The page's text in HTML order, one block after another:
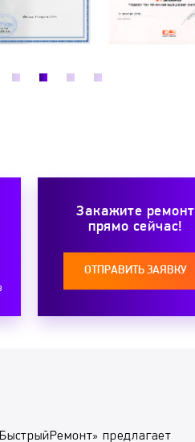
Закажите ремонт
прямо сейчас!
ОТПРАВИТЬ ЗАЯВКУ
предлагает